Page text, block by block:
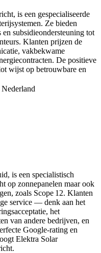
is een gespecialiseerde
Ze bieden
subsidieondersteuning tot
Klanten prijzen de
vakbekwame
De positieve
wijst op betrouwbare en
is een specialistisch
op zonnepanelen maar ook
zoals Scope 12. Klanten
service — denk aan het
het
van andere bedrijven, en
Google-rating en
Elektra Solar